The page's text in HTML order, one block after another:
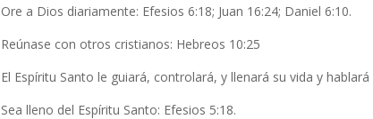
Ore a Dios diariamente: Efesios 6:18; Juan 16:24; Daniel 6:10.
Reúnase con otros cristianos: Hebreos 10:25
El Espíritu Santo le guiará, controlará, y llenará su vida y hablará
Sea lleno del Espíritu Santo: Efesios 5:18.